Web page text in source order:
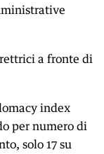
rettrici a fronte di
index
per numero di
solo 17 su